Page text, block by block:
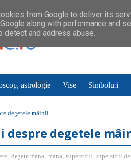
astrologie Vise Simboluri
degetele mâinii
despre degetele
, degete mana, mana, superstitii, superstitii
from Google to deliver its
along with performance and
detect and address abuse.